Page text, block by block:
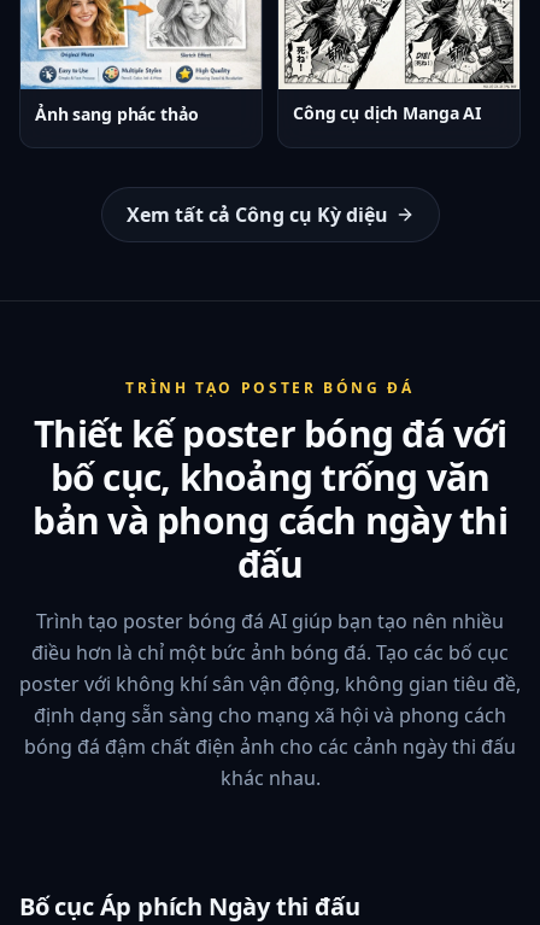
Ảnh sang phác thảo Công cụ dịch Manga AI
Xem tất cả Công cụ Kỳ diệu
TRÌNH TẠO POSTER BÓNG ĐÁ
Thiết kế poster bóng đá với
bố cục, khoảng trống văn
bản và phong cách ngày thi
đấu
Trình tạo poster bóng đá AI giúp bạn tạo nên nhiều
điều hơn là chỉ một bức ảnh bóng đá. Tạo các bố cục
poster với không khí sân vận động, không gian tiêu đề,
định dạng sẵn sàng cho mạng xã hội và phong cách
bóng đá đậm chất điện ảnh cho các cảnh ngày thi đấu
khác nhau.
Bố cục Áp phích Ngày thi đấu